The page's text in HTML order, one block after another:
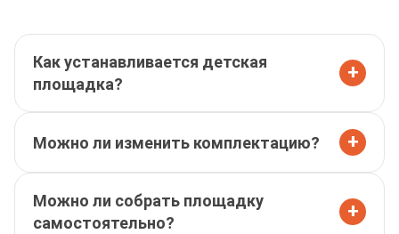
Как устанавливается детская
площадка?
+
Можно ли изменить комплектацию? +
Можно ли собрать площадку
самостоятельно?
+